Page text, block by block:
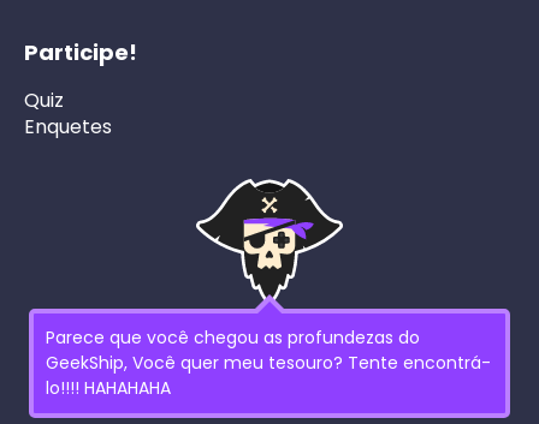
Participe!
Quiz
Enquetes
Parece que você chegou as profundezas do
GeekShip, Você quer meu tesouro? Tente encontrá-
lo!!!! HAHAHAHA